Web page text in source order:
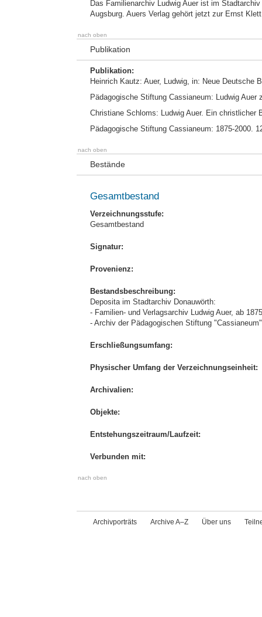
Das Familienarchiv Ludwig Auer ist im
Augsburg. Auers Verlag gehört jetzt zur Ernst
nach oben
Publikation
Publikation:
Heinrich Kautz: Auer, Ludwig, in: Neue Deutsche
Pädagogische Stiftung Cassianeum: Ludwig Auer
Christiane Schloms: Ludwig Auer. Ein christlicher
Pädagogische Stiftung Cassianeum: 1875-2000.
nach oben
Bestände
Gesamtbestand
Verzeichnungsstufe:
Gesamtbestand
Signatur:
Provenienz:
Bestandsbeschreibung:
Deposita im Stadtarchiv Donauwörth:
- Familien- und Verlagsarchiv Ludwig Auer, ab 1875
- Archiv der Pädagogischen Stiftung
Erschließungsumfang:
Physischer Umfang der Verzeichnungseinheit:
Archivalien:
Objekte:
Entstehungszeitraum/Laufzeit:
Verbunden mit:
nach oben
Archivporträts Archive A–Z Über uns